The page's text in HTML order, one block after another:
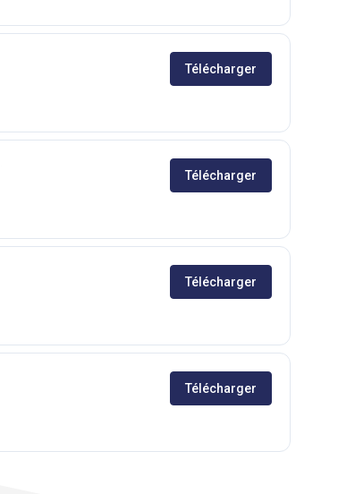
Télécharger
Télécharger
Télécharger
Télécharger